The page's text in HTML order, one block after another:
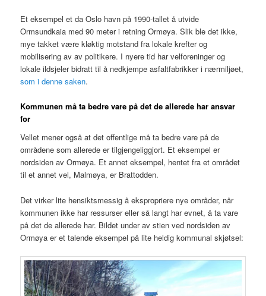
Et eksempel et da Oslo havn på 1990-tallet å utvide
Ormsundkaia med 90 meter i retning Ormøya. Slik ble det ikke,
mye takket være kløktig motstand fra lokale krefter og
mobilisering av av politikere. I nyere tid har velforeninger og
lokale ildsjeler bidratt til å nedkjempe asfaltfabrikker i nærmiljøet,
som i denne saken.
Kommunen må ta bedre vare på det de allerede har ansvar
for
Vellet mener også at det offentlige må ta bedre vare på de
områdene som allerede er tilgjengeliggjort. Et eksempel er
nordsiden av Ormøya. Et annet eksempel, hentet fra et området
til et annet vel, Malmøya, er Brattodden.
Det virker lite hensiktsmessig å ekspropriere nye områder, når
kommunen ikke har ressurser eller så langt har evnet, å ta vare
på det de allerede har. Bildet under av stien ved nordsiden av
Ormøya er et talende eksempel på lite heldig kommunal skjøtsel: